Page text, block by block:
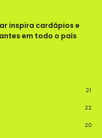
inspira cardápios e
em todo o país
21
22
20